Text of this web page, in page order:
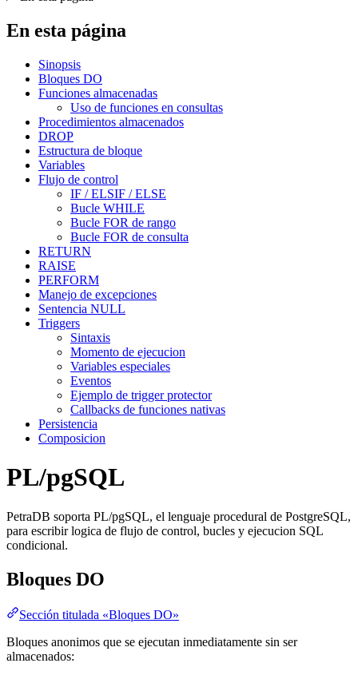
En esta página
Sinopsis
Bloques DO
Funciones almacenadas
Uso de funciones en consultas
Procedimientos almacenados
DROP
Estructura de bloque
Variables
Flujo de control
IF / ELSIF / ELSE
Bucle WHILE
Bucle FOR de rango
Bucle FOR de consulta
RETURN
RAISE
PERFORM
Manejo de excepciones
Sentencia NULL
Triggers
Sintaxis
Momento de ejecucion
Variables especiales
Eventos
Ejemplo de trigger protector
Callbacks de funciones nativas
Persistencia
Composicion
PL/pgSQL
PetraDB soporta PL/pgSQL, el lenguaje procedural de PostgreSQL,
para escribir logica de flujo de control, bucles y ejecucion SQL
condicional.
Bloques DO
Sección titulada «Bloques DO»
Bloques anonimos que se ejecutan inmediatamente sin ser
almacenados: